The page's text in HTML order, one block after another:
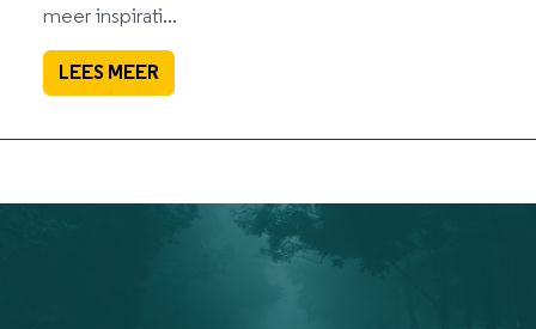
meer inspirati...
LEES MEER